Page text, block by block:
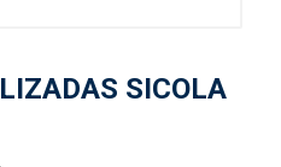
SICOLA